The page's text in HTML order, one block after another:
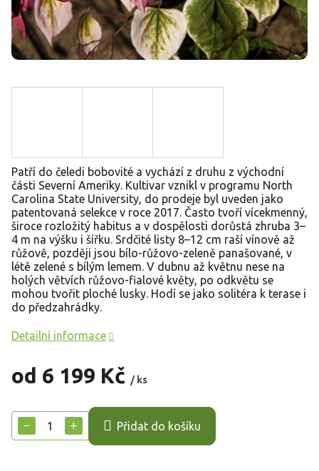
od 6 199 Kč / ks
cena:
+
− Přidat do košíku
Patří do čeledi bobovité a vychází z druhu z východní
části Severní Ameriky. Kultivar vznikl v programu North
Carolina State University, do prodeje byl uveden jako
patentovaná selekce v roce 2017. Často tvoří vícekmenný,
široce rozložitý habitus a v dospělosti dorůstá zhruba 3–
4 m na výšku i šířku. Srdčité listy 8–12 cm raší vínově až
růžově, později jsou bílo-růžovo-zeleně panašované, v
létě zelené s bílým lemem. V dubnu až květnu nese na
holých větvích růžovo-fialové květy, po odkvětu se
mohou tvořit ploché lusky. Hodí se jako solitéra k terase i
do předzahrádky.
Detailní informace